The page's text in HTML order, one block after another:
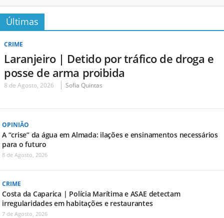
Últimas
CRIME
Laranjeiro | Detido por tráfico de droga e
posse de arma proibida
8 de Agosto, 2026 Sofia Quintas
OPINIÃO
A “crise” da água em Almada: ilações e ensinamentos necessários
para o futuro
8 de Agosto, 2026
CRIME
Costa da Caparica | Polícia Marítima e ASAE detectam
irregularidades em habitações e restaurantes
7 de Agosto, 2026